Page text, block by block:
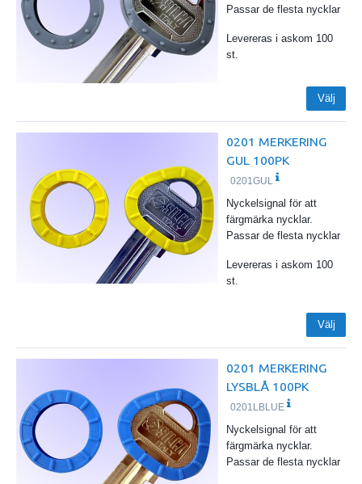
Passar de flesta nycklar
Levereras i askom 100
st.
Välj
0201 MERKERING
GUL 100PK
0201GUL
Nyckelsignal för att
färgmärka nycklar.
Passar de flesta nycklar
Levereras i askom 100
st.
Välj
0201 MERKERING
LYSBLÅ 100PK
0201LBLUE
Nyckelsignal för att
färgmärka nycklar.
Passar de flesta nycklar